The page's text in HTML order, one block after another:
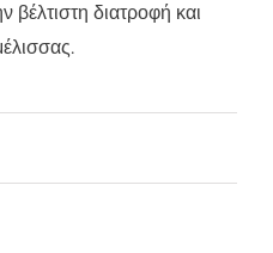
βέλτιστη διατροφή και